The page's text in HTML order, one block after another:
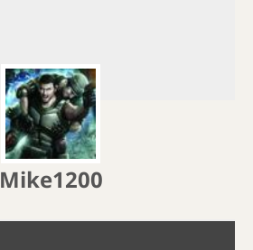
Mike1200